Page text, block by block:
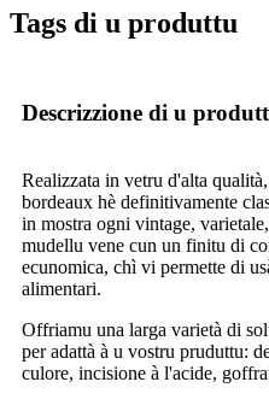
Tags di u produttu
Descrizzione di u
Realizzata in vetru d'alta
bordeaux hè definitivamente
in mostra ogni vintage,
mudellu vene cun un finitu di
ecunomica, chì vi permette di
alimentari.
Offriamu una larga varietà di
per adattà à u vostru pruduttu:
culore, incisione à l'acide,